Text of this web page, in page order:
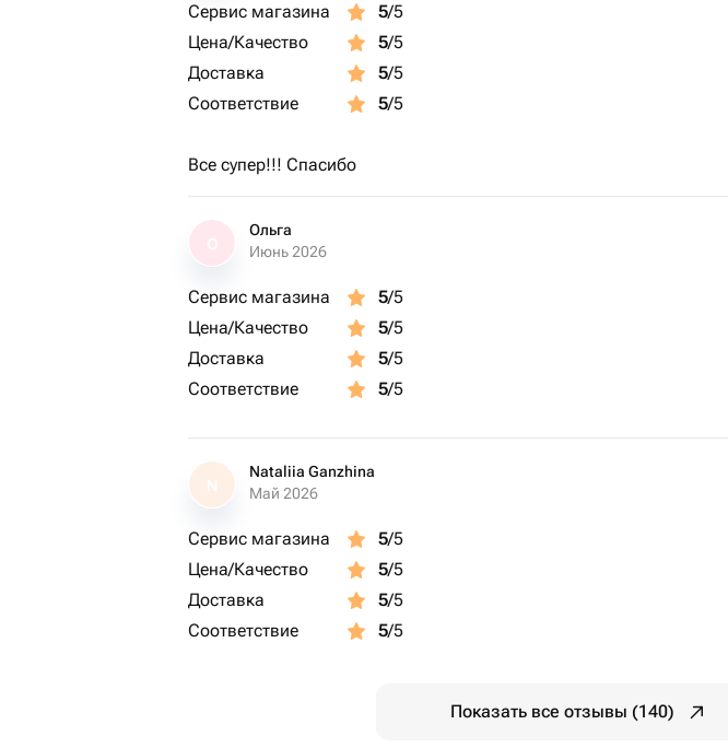
Сервис магазина 5/5
Цена/Качество
5/5
Доставка
5/5
Соответствие
5/5
Все супер!!! Спасибо
Ольга
Июнь 2026
Сервис магазина 5/5
Цена/Качество
5/5
Доставка
5/5
Соответствие
5/5
N
Nataliia Ganzhina
Май 2026
Сервис магазина 5/5
Цена/Качество
5/5
Доставка
5/5
Соответствие
5/5
Показать все отзывы (140)